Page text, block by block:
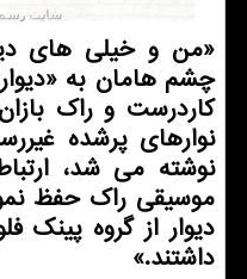
«من و خیلی های
چشم هامان به
كاردرست و راك
نوارهای پرشده
نوشته می شد،
موسیقی راك حفظ
دیوار از گروه پینك
داشتند.»